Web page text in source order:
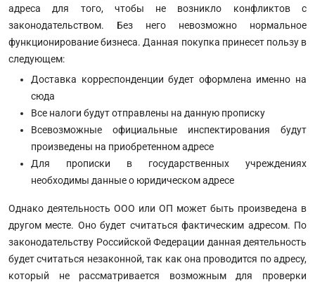
адреса для того, чтобы не возникло конфликтов с
законодательством. Без него невозможно нормальное
функционирование бизнеса. Данная покупка принесет пользу в
следующем:
Доставка корреспонденции будет оформлена именно на
сюда
Все налоги будут отправлены на данную прописку
Всевозможные официальные инспектирования будут
произведены на приобретенном адресе
Для прописки в государственных учреждениях
необходимы данные о юридическом адресе
Однако деятельность ООО или ОП может быть произведена в
другом месте. Оно будет считаться фактическим адресом. По
законодательству Российской Федерации данная деятельность
будет считаться незаконной, так как она проводится по адресу,
который не рассматривается возможным для проверки